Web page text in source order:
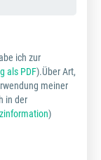
ich zur
als PDF).Über Art,
meiner
in der
)